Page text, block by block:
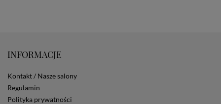
INFORMACJE
Kontakt / Nasze salony
Regulamin
Polityka prywatności